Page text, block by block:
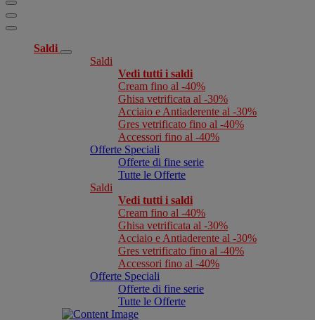
Saldi
Saldi
Vedi tutti i saldi
Cream fino al -40%
Ghisa vetrificata al -30%
Acciaio e Antiaderente al -30%
Gres vetrificato fino al -40%
Accessori fino al -40%
Offerte Speciali
Offerte di fine serie
Tutte le Offerte
Saldi
Vedi tutti i saldi
Cream fino al -40%
Ghisa vetrificata al -30%
Acciaio e Antiaderente al -30%
Gres vetrificato fino al -40%
Accessori fino al -40%
Offerte Speciali
Offerte di fine serie
Tutte le Offerte